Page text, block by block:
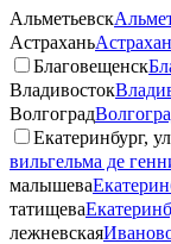
Альметьевск
Астрахань
Благовещенск
Владивосток
Волгоград
Екатеринбург,
вильгельма де
малышева
татищева
лежневская